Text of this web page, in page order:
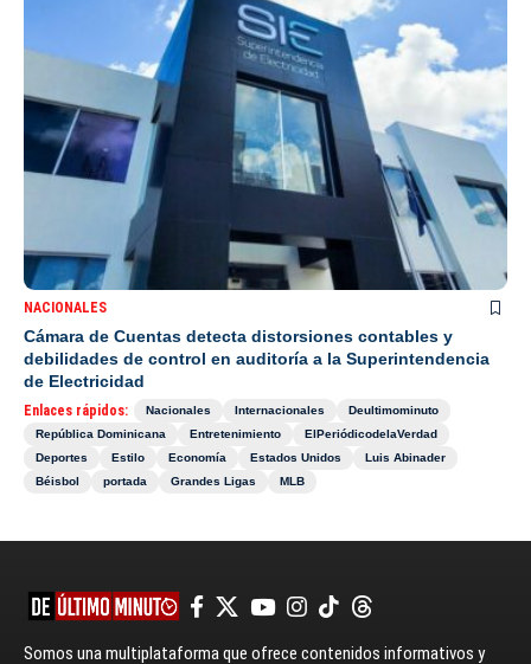
NACIONALES
Cámara de Cuentas detecta distorsiones contables y
debilidades de control en auditoría a la Superintendencia
de Electricidad
Enlaces rápidos: Nacionales Internacionales
Deultimominuto
República Dominicana
Entretenimiento
ElPeriódicodelaVerdad
Deportes
Estilo Economía Estados Unidos
Luis Abinader
Béisbol
portada Grandes Ligas MLB
Somos una multiplataforma que ofrece contenidos informativos y